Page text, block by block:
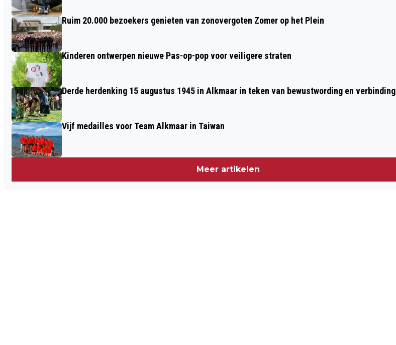
AAN ZEE
Ruim 20.000 bezoekers genieten van zonovergoten Zomer op het Plein
Kinderen ontwerpen nieuwe Pas-op-pop voor veiligere straten
Derde herdenking 15 augustus 1945 in Alkmaar in teken van bewustwording en verbinding
Vijf medailles voor Team Alkmaar in Taiwan
Meer artikelen